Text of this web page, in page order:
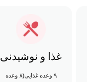
غذا و نوشیدنی
۹ وعده غذایی(۸ وعده